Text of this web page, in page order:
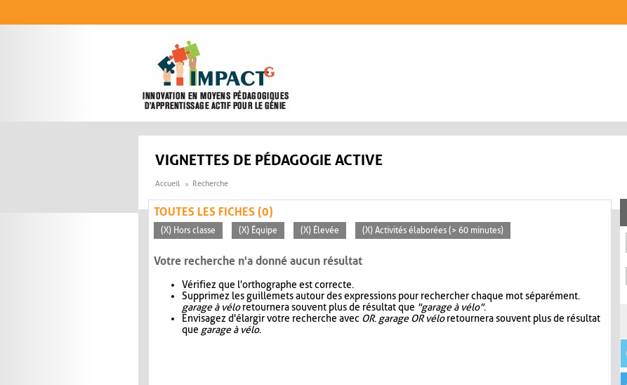
VIGNETTES DE PÉDAGOGIE ACTIVE
Accueil Recherche
TOUTES LES FICHES (0)
(X) Hors classe (X) Équipe (X) Élevée (X) Activités élaborées (> 60 minutes)
Votre recherche n'a donné aucun résultat
Vérifiez que l'orthographe est correcte.
Supprimez les guillemets autour des expressions pour rechercher chaque mot séparément.
garage à véloretournera souvent plus de résultat que "garage à vélo".
Envisagez d'élargir votre recherche avec OR. garage OR véloretournera souvent plus de résultat
que garage à vélo.